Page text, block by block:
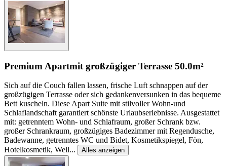
Premium Apartmit großzügiger Terrasse 50.0m²
Sich auf die Couch fallen lassen, frische Luft schnappen auf der
großzügigen Terrasse oder sich gedankenversunken in das bequeme
Bett kuscheln. Diese Apart Suite mit stilvoller Wohn-und
Schlaflandschaft garantiert schönste Urlaubserlebnisse. Ausgestattet
mit: getrenntem Wohn- und Schlafraum, großer Schrank bzw.
großer Schrankraum, großzügiges Badezimmer mit Regendusche,
Badewanne, getrenntes WC und Bidet, Kosmetikspiegel, Fön,
Hotelkosmetik, Well... Alles anzeigen